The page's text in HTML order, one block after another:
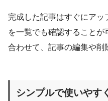
完成した記事はすぐにア
を一覧でも確認すること
合わせて、記事の編集や削
シンプルで使いやす